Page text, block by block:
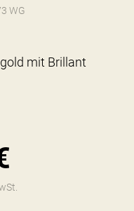
WG
mit Brillant